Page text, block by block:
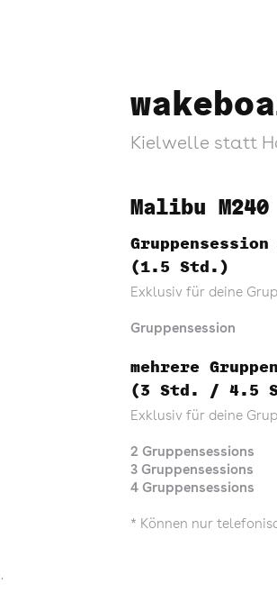
Kielwelle statt
Malibu M240
(1.5 Std.)
Exklusiv für deine
Gruppensession
mehrere
(3 Std. / 4.5
Exklusiv für deine
2 Gruppensessions
3 Gruppensessions
4 Gruppensessions
* Können nur